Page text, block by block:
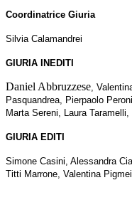
Coordinatrice Giuria
Silvia Calamandrei
GIURIA INEDITI
Daniel Abbruzzese,
Pasquandrea, Pierpaolo Peroni
Marta Sereni, Laura Taramelli,
GIURIA EDITI
Simone Casini, Alessandra
Titti Marrone, Valentina Pigmei